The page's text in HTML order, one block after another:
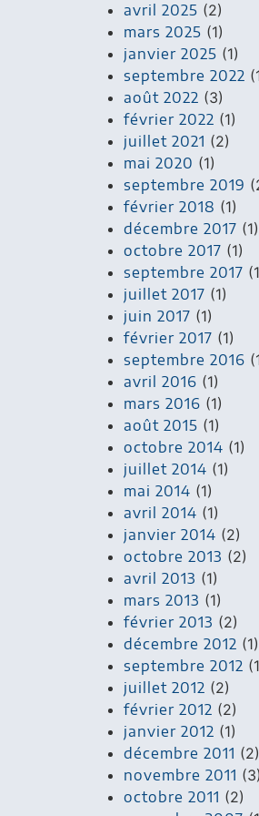
avril 2025 (2)
mars 2025 (1)
janvier 2025 (1)
septembre 2022
août 2022 (3)
février 2022 (1)
juillet 2021 (2)
mai 2020 (1)
septembre 2019
février 2018 (1)
décembre 2017 (1)
octobre 2017 (1)
septembre 2017
juillet 2017 (1)
juin 2017 (1)
février 2017 (1)
septembre 2016
avril 2016 (1)
mars 2016 (1)
août 2015 (1)
octobre 2014 (1)
juillet 2014 (1)
mai 2014 (1)
avril 2014 (1)
janvier 2014 (2)
octobre 2013 (2)
avril 2013 (1)
mars 2013 (1)
février 2013 (2)
décembre 2012 (1)
septembre 2012
juillet 2012 (2)
février 2012 (2)
janvier 2012 (1)
décembre 2011 (2)
novembre 2011 (3)
octobre 2011 (2)